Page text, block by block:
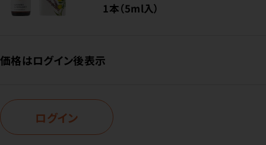
1本（5ml入）
価格はログイン後表示
ログイン